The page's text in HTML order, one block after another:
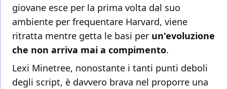
giovane esce per la prima volta dal suo
ambiente per frequentare Harvard, viene
ritratta mentre getta le basi per un'evoluzione
che non arriva mai a compimento.
Lexi Minetree, nonostante i tanti punti deboli
degli script, è davvero brava nel proporre una